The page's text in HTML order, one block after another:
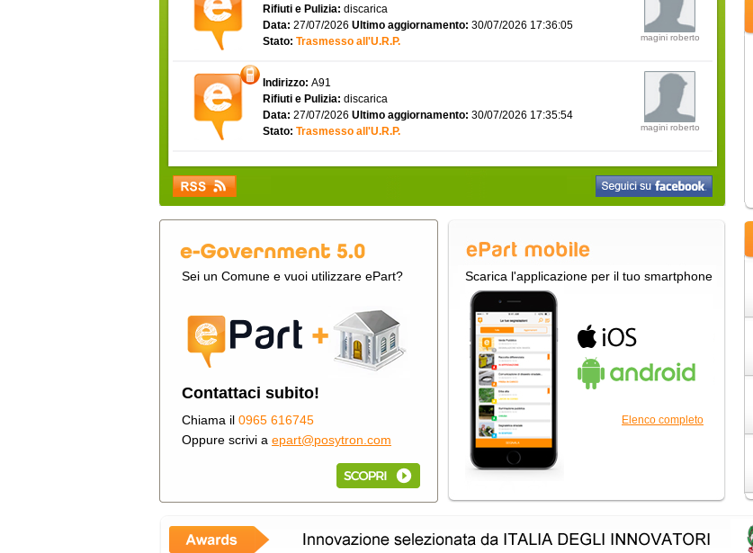
Rifiuti e Pulizia: discarica
Data: 27/07/2026 Ultimo aggiornamento: 30/07/2026 17:36:05
Stato: Trasmesso all'U.R.P. magini roberto
Indirizzo: A91
Rifiuti e Pulizia: discarica
Data: 27/07/2026 Ultimo aggiornamento: 30/07/2026 17:35:54
Stato: Trasmesso all'U.R.P. magini roberto
Sei un Comune e vuoi utilizzare ePart?
Contattaci subito!
Chiama il 0965 616745
Oppure scrivi a epart@posytron.com
Scarica l'applicazione per il tuo smartphone
Elenco completo